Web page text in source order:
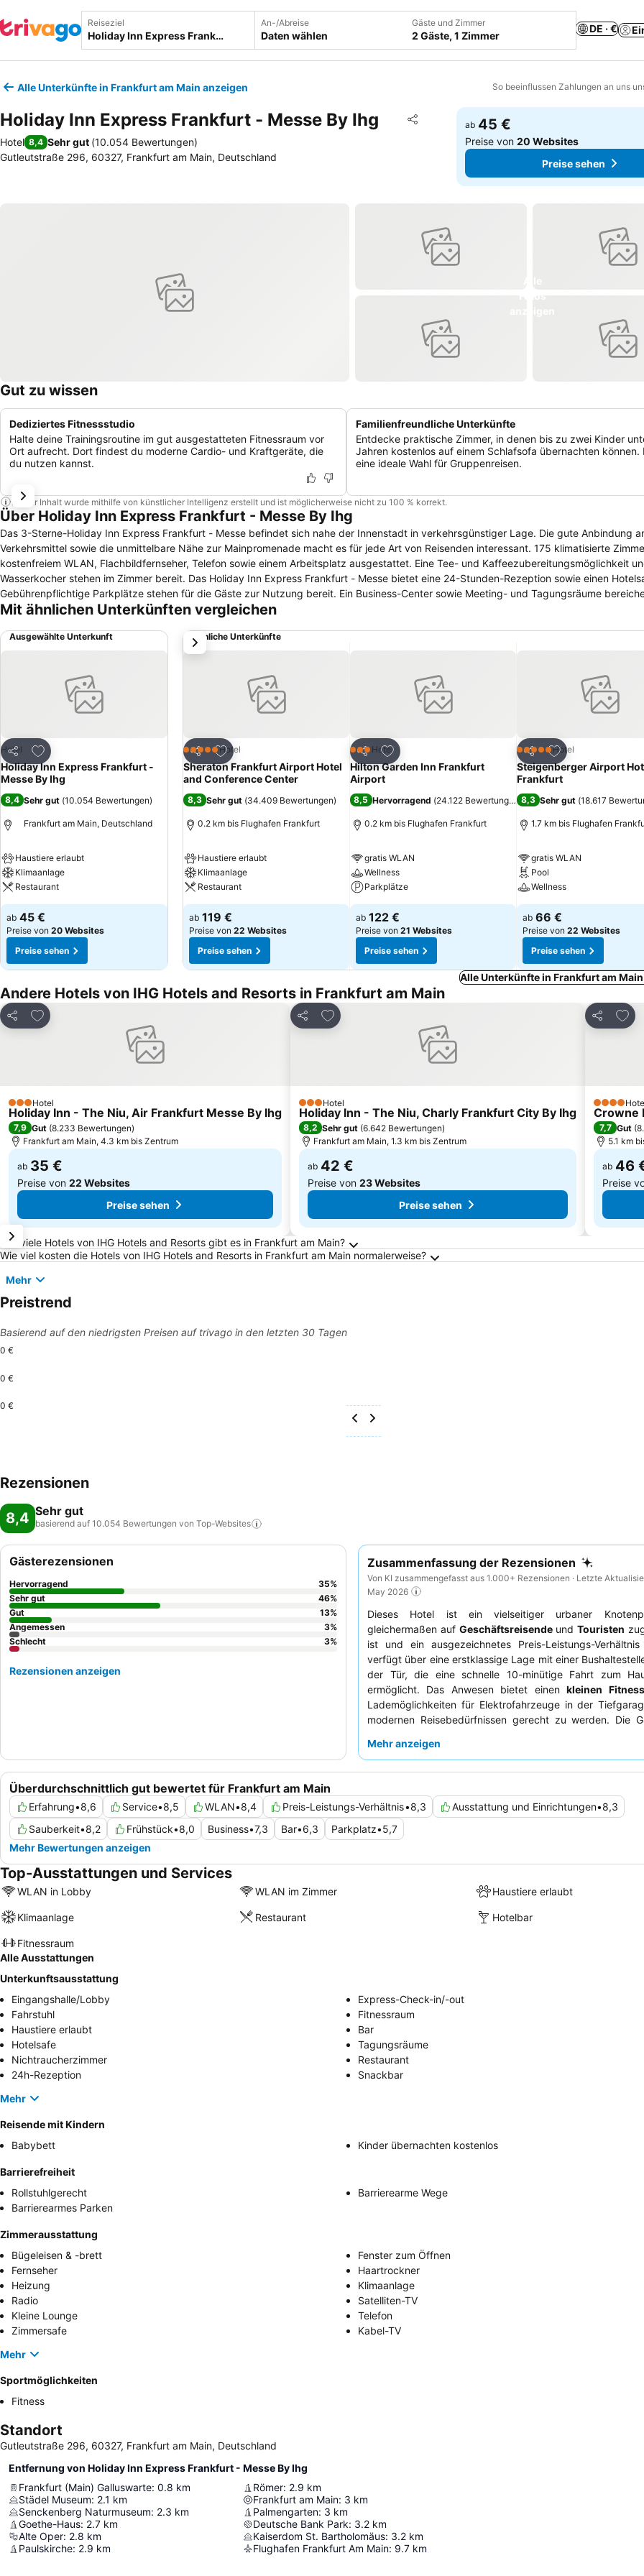
Reiseziel An-/Abreise
Daten wählen
Gäste und Zimmer
2 Gäste, 1 Zimmer
DE · €
Alle Unterkünfte in Frankfurt am Main anzeigen So beeinflussen Zahlungen an uns
Holiday Inn Express Frankfurt - Messe By Ihg Teilen
Zu Favoriten hinzufügen
Hotel 8,4 Sehr gut (10.054 Bewertungen)
Gutleutstraße 296, 60327, Frankfurt am Main, Deutschland
ab 45 €
Preise von20 Websites
Preise sehen
Gut zu wissen
Dediziertes Fitnessstudio
Halte deine Trainingsroutine im gut ausgestatteten Fitnessraum vor
Ort aufrecht. Dort findest du moderne Cardio- und Kraftgeräte, die
du nutzen kannst.
Familienfreundliche Unterkünfte
Entdecke praktische Zimmer, in denen bis zu zwei Kinder
Jahren kostenlos auf einem Schlafsofa übernachten können.
eine ideale Wahl für Gruppenreisen.
Dieser Inhalt wurde mithilfe von künstlicher Intelligenz erstellt und ist möglicherweise nicht zu 100 % korrekt.
Über Holiday Inn Express Frankfurt - Messe By Ihg
Das 3-Sterne-Holiday Inn Express Frankfurt - Messe befindet sich nahe der Innenstadt in verkehrsgünstiger Lage. Die gute Anbindung
Verkehrsmittel sowie die unmittelbare Nähe zur Mainpromenade macht es für jede Art von Reisenden interessant. 175 klimatisierte Zimmer sind mit
kostenfreiem WLAN, Flachbildfernseher, Telefon sowie einem Arbeitsplatz ausgestattet. Eine Tee- und Kaffeezubereitungsmöglichkeit
Wasserkocher stehen im Zimmer bereit. Das Holiday Inn Express Frankfurt - Messe bietet eine 24-Stunden-Rezeption sowie einen Hotelsafe.
Gebührenpflichtige Parkplätze stehen für die Gäste zur Nutzung bereit. Ein Business-Center sowie Meeting- und Tagungsräume
die umfangreichen Serviceeinrichtungen.. Frühstück wird im Great Room serviert. Getränke und Snacks können in der Hotelbar eingenommen
Bahnstation Galluswarte ist es knapp ein Kilometer und zum Flughafen Frankfurt etwa 15 Kilometer. Die Entfernung zum Kongress- und
beträgt etwa zweieinhalb Kilometer, zum Sommerhoffpark 450 Meter. Der Palmengarten, die Alte Oper und die Shoppingmeile Frankfurt
Mit ähnlichen Unterkünften vergleichen
Ausgewählte Unterkunft
Teilen
Zu Favoriten hinzufügen
Hotel
Holiday Inn Express Frankfurt -
Messe By Ihg
8,4 Sehr gut (10.054 Bewertungen)
Frankfurt am Main, Deutschland
Haustiere erlaubt
Klimaanlage
Restaurant
ab 45 €
Preise von 20 Websites
Preise sehen
Ähnliche Unterkünfte
Teilen
Zu Favoriten hinzufügen
5 Sterne Hotel
Sheraton Frankfurt Airport Hotel
and Conference Center
8,3 Sehr gut (34.409 Bewertungen)
0.2 km bis Flughafen Frankfurt
Haustiere erlaubt
Klimaanlage
Restaurant
ab 119 €
Preise von 22 Websites
Preise sehen
Teilen
Zu Favoriten hinzufügen
3 SterneHotel
Hilton Garden Inn Frankfurt
Airport
8,5 Hervorragend (24.122 Bewertungen )
0.2 km bis Flughafen Frankfurt
gratis WLAN
Wellness
Parkplätze
ab 122 €
Preise von 21 Websites
Preise sehen
Teilen
Zu Favoriten
5 Sterne Hotel
Steigenberger Airport
Frankfurt
8,3 Sehr gut (18.617
1.7 km bis Flughafen
gratis WLAN
Pool
Wellness
ab 66 €
Preise von 22 Websites
Preise sehen
weiter
Alle Unterkünfte in Frankfurt am
Andere Hotels von IHG Hotels and Resorts in Frankfurt am Main
Teilen
Zu Favoriten hinzufügen
3 Sterne
Hotel
Holiday Inn - The Niu, Air Frankfurt Messe By Ihg
7,9 Gut (8.233 Bewertungen)
Frankfurt am Main, 4.3 km bis Zentrum
ab 35 €
Preise von 22 Websites
Preise sehen
Teilen
Zu Favoriten hinzufügen
3 Sterne
Hotel
Holiday Inn - The Niu, Charly Frankfurt City By Ihg
8,2 Sehr gut (6.642 Bewertungen)
Frankfurt am Main, 1.3 km bis Zentrum
ab 42 €
Preise von 23 Websites
Preise sehen
Teilen
Zu
4 Sterne
Crowne
7,7 Gut (
5.1 km
ab 46
Preise
Häufig gestellte Fragen zu Frankfurt am Main
Wie viele Hotels von IHG Hotels and Resorts gibt es in Frankfurt am Main?
Wie viel kosten die Hotels von IHG Hotels and Resorts in Frankfurt am Main normalerweise?
Mehr
Preistrend
Basierend auf den niedrigsten Preisen auf trivago in den letzten 30 Tagen
0 €
0 €
0 €
Rezensionen
8,4 Sehr gut
basierend auf 10.054 Bewertungen von Top-Websites
Zusammenfassung der Rezensionen
Von KI zusammengefasst aus 1.000+ Rezensionen · Letzte
May 2026
Dieses Hotel ist ein vielseitiger urbaner
gleichermaßen auf GeschäftsreisendeundTouristen
ist und ein ausgezeichnetes Preis-Leistungs-
verfügt über eine erstklassige Lage mit einer
der Tür, die eine schnelle 10-minütige Fahrt zum
ermöglicht. Das Anwesen bietet einenkleinen
Lademöglichkeiten für Elektrofahrzeuge in der
modernen Reisebedürfnissen gerecht zu werden. Die
das Frühstücksbuffet erhält hohe Bewertungen für
auf den Garten zu buchen.
Mehr anzeigen
Überdurchschnittlich gut bewertet für Frankfurt am Main
Erfahrung•8,6 Service•8,5 WLAN•8,4 Preis-Leistungs-Verhältnis•8,3 Ausstattung und Einrichtungen•8,3
Sauberkeit•8,2 Frühstück•8,0 Business•7,3 Bar•6,3 Parkplatz•5,7
Mehr Bewertungen anzeigen
Gästerezensionen
Hervorragend 35%
Sehr gut
46%
Gut
13%
Angemessen
3%
Schlecht
3%
Rezensionen anzeigen
Top-Ausstattungen und Services
WLAN in Lobby WLAN im Zimmer Haustiere erlaubt
Klimaanlage Restaurant Hotelbar
Fitnessraum
Alle Ausstattungen
Unterkunftsausstattung
Eingangshalle/Lobby
Express-Check-in/-out
Fahrstuhl
Fitnessraum
Haustiere erlaubt
Bar
Hotelsafe
Tagungsräume
Nichtraucherzimmer
Restaurant
24h-Rezeption
Snackbar
Mehr
Reisende mit Kindern
Babybett
Kinder übernachten kostenlos
Barrierefreiheit
Rollstuhlgerecht
Barrierearme Wege
Barrierearmes Parken
Zimmerausstattung
Bügeleisen & -brett
Fenster zum Öffnen
Fernseher
Haartrockner
Heizung
Klimaanlage
Radio
Satelliten-TV
Kleine Lounge
Telefon
Zimmersafe
Kabel-TV
Mehr
Sportmöglichkeiten
Fitness
Standort
Gutleutstraße 296, 60327, Frankfurt am Main, Deutschland
Entfernung von Holiday Inn Express Frankfurt - Messe By Ihg
Frankfurt (Main) Galluswarte: 0.8 km
Städel Museum: 2.1 km
Senckenberg Naturmuseum: 2.3 km
Goethe-Haus: 2.7 km
Alte Oper: 2.8 km
Paulskirche: 2.9 km
Römer: 2.9 km
Frankfurt am Main: 3 km
Palmengarten: 3 km
Deutsche Bank Park: 3.2 km
Kaiserdom St. Bartholomäus: 3.2 km
Flughafen Frankfurt Am Main: 9.7 km